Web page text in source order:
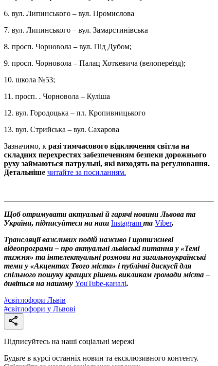
6. вул. Липинського – вул. Промислова
7. вул. Липинського – вул. Замарстинівська
8. просп. Чорновола – вул. Під Дубом;
9. просп. Чорновола – Палац Хоткевича (велопереїзд);
10. школа №53;
11. просп. . Чорновола – Куліша
12. вул. Городоцька – пл. Кропивницького
13. вул. Стрийська – вул. Сахарова
Зазначимо, к разі тимчасового відключення світла на
складних перехрестях забезпеченням безпеки дорожнього
руху займаються патрульні, які виходять на регулювання.
Детальніше читайте за посиланням.
Щоб отримувати актуальні й гарячі новини Львова та
України, підписуйтеся на наш Instagram та Viber.
Трансляції важливих подій наживо і щотижневі
відеопрограми – про актуальні львівські питання у «Темі
тижня» та інтелектуальні розмови на загальноукраїнські
теми у «Акцентах Твого міста» і публічні дискусії для
спільного пошуку кращих рішень викликам громади міста –
дивіться на нашому YouTube-каналі.
#світлофори Львів
#світлофори у Львові
Підписуйтесь на наші соціальні мережі
Будьте в курсі останніх новин та ексклюзивного контенту.